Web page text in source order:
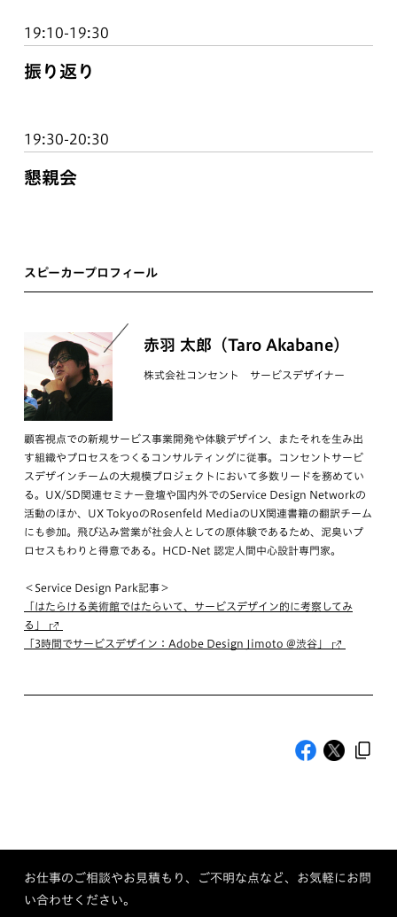
19:10-19:30
振り返り
19:30-20:30
懇親会
スピーカープロフィール
赤羽 太郎（Taro Akabane）
株式会社コンセント サービスデザイナー
顧客視点での新規サービス事業開発や体験デザイン、またそれを生み出
す組織やプロセスをつくるコンサルティングに従事。コンセントサービ
スデザインチームの大規模プロジェクトにおいて多数リードを務めてい
る。UX/SD関連セミナー登壇や国内外でのService Design Networkの
活動のほか、UX TokyoのRosenfeld MediaのUX関連書籍の翻訳チーム
にも参加。飛び込み営業が社会人としての原体験であるため、泥臭いプ
ロセスもわりと得意である。HCD-Net 認定人間中心設計専門家。
＜Service Design Park記事＞
「はたらける美術館ではたらいて、サービスデザイン的に考察してみ
る」
「3時間でサービスデザイン：Adobe Design Jimoto @渋谷」
お仕事のご相談やお見積もり、ご不明な点など、お気軽にお問
い合わせください。